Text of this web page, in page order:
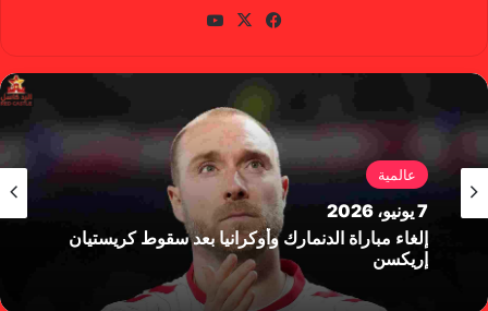
في
وك
X
عالمية
7 يونيو، 2026
إلغاء مباراة الدنمارك وأوكرانيا بعد سقوط كريستيان
إريكسن